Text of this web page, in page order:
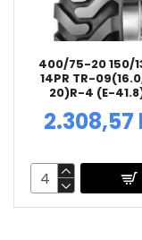
400/75-20 150/
14PR TR-
20)R-4 (E-
2.308,57